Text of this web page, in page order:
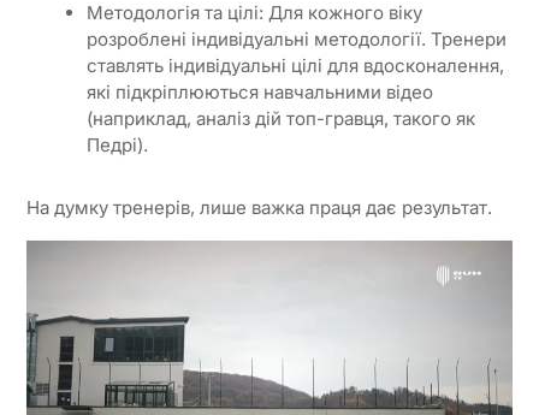
Методологія та цілі: Для кожного віку
розроблені індивідуальні методології. Тренери
ставлять індивідуальні цілі для вдосконалення,
які підкріплюються навчальними відео
(наприклад, аналіз дій топ-гравця, такого як
Педрі).
На думку тренерів, лише важка праця дає результат.